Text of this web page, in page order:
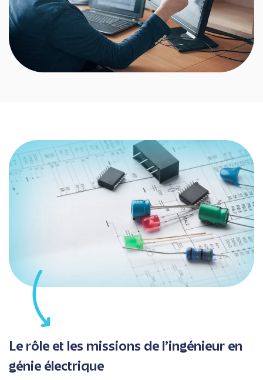
Le rôle et les missions de l’ingénieur en
génie électrique